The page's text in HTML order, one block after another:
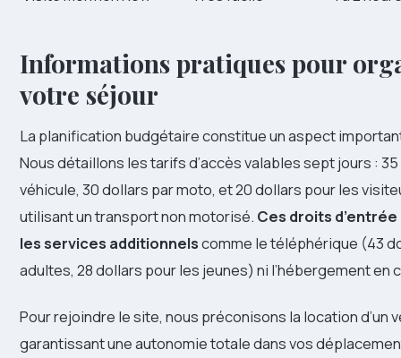
Informations pratiques pour
votre séjour
La planification budgétaire constitue un aspect
Nous détaillons les tarifs d’accès valables sept jours :
véhicule, 30 dollars par moto, et 20 dollars pour les
utilisant un transport non motorisé. Ces droits d’entrée
les services additionnelscomme le téléphérique (43
adultes, 28 dollars pour les jeunes) ni l’hébergement en
Pour rejoindre le site, nous préconisons la location d’un
garantissant une autonomie totale dans vos